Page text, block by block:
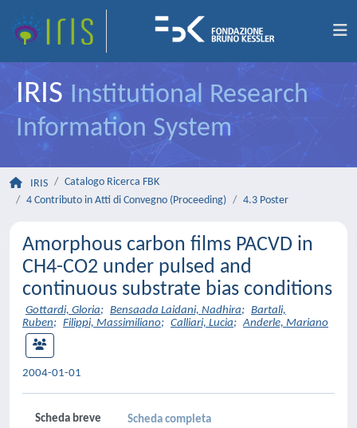
IRIS Institutional Research
Information System
IRIS
Catalogo Ricerca FBK
4 Contributo in Atti di Convegno (Proceeding)
4.3 Poster
Amorphous carbon films PACVD in
CH4-CO2 under pulsed and
continuous substrate bias conditions
Gottardi, Gloria; Bensaada Laidani, Nadhira; Bartali,
Ruben; Filippi, Massimiliano; Calliari, Lucia; Anderle, Mariano
2004-01-01
Scheda breve Scheda completa